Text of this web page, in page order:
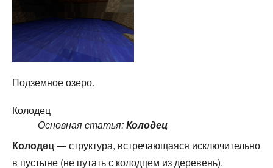
Подземное озеро.
Колодец
Основная статья:Колодец
Колодец— структура, встречающаяся исключительно
в пустыне (не путать с колодцем из деревень).